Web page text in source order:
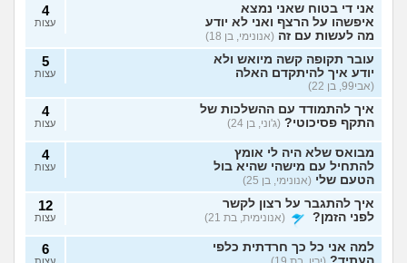
אני די בטוח שאני נמצא
איפשהו על הרצף ואני לא יודע
מה לעשות עם זה (אנונימי, בן 18)
4
עצות
עובר תקופה קשה מיואש ולא
יודע איך להיתקדם האלה
(אבי99, בן 22)
5
עצות
איך להתמודד עם ההשלכות של
התקף פסיכוטי? (ג'וני, בן 24)
4
עצות
מבואס שלא היה לי אומץ
להתחיל עם מישהי שהיא בול
הטעם שלי (אנונימי, בן 25)
4
עצות
איך להתגבר על רצון לקשר
לפני הזמן?
(אנונימית, בת 21)
12
עצות
למה אני כל כך חרדתית כלפי
6